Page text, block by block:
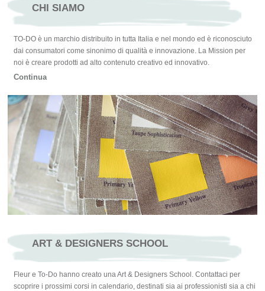
CHI SIAMO
TO-DO è un marchio distribuito in tutta Italia e nel mondo ed è riconosciuto
dai consumatori come sinonimo di qualità e innovazione. La Mission per
noi è creare prodotti ad alto contenuto creativo ed innovativo.
Continua
ART & DESIGNERS SCHOOL
Fleur e To-Do hanno creato una Art & Designers School. Contattaci per
scoprire i prossimi corsi in calendario, destinati sia ai professionisti sia a chi